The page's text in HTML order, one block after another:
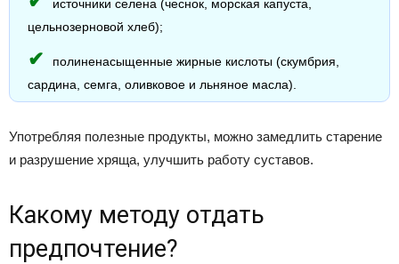
источники селена (чеснок, морская капуста,
цельнозерновой хлеб);
полиненасыщенные жирные кислоты (скумбрия,
сардина, семга, оливковое и льняное масла).
Употребляя полезные продукты, можно замедлить старение
и разрушение хряща, улучшить работу суставов.
Какому методу отдать
предпочтение?